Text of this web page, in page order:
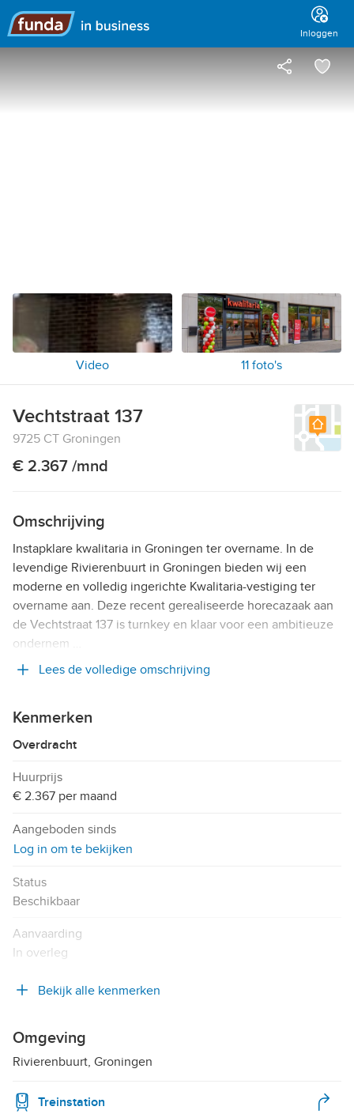
Hoofdmenu
Inloggen
Video 11 foto's
Vechtstraat 137
9725 CT Groningen
€ 2.367 /mnd
Omschrijving
Instapklare kwalitaria in Groningen ter overname. In de
levendige Rivierenbuurt in Groningen bieden wij een
moderne en volledig ingerichte Kwalitaria-vestiging ter
overname aan. Deze recent gerealiseerde horecazaak aan
de Vechtstraat 137 is turnkey en klaar voor een ambitieuze
ondernem …
Lees de volledige omschrijving
Kenmerken
Overdracht
Huurprijs
€ 2.367 per maand
Aangeboden sinds
Log in om te bekijken
Status
Beschikbaar
Aanvaarding
In overleg
Bekijk alle kenmerken
Omgeving
Rivierenbuurt, Groningen
Treinstation